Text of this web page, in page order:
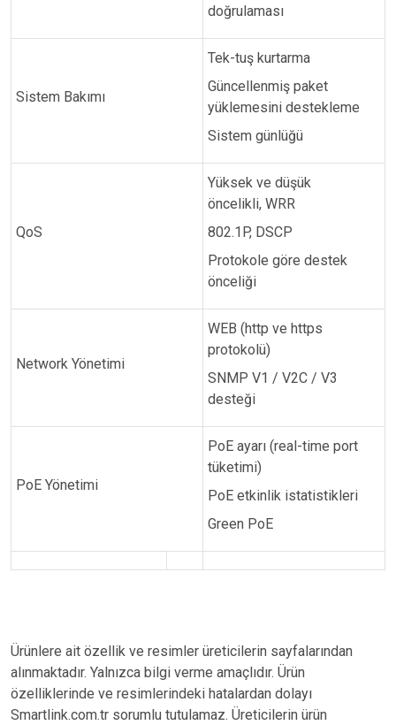
doğrulaması
Sistem Bakımı
Tek-tuş kurtarma
Güncellenmiş paket
yüklemesini destekleme
Sistem günlüğü
QoS
Yüksek ve düşük
öncelikli, WRR
802.1P, DSCP
Protokole göre destek
önceliği
Network Yönetimi
WEB (http ve https
protokolü)
SNMP V1 / V2C / V3
desteği
PoE Yönetimi
PoE ayarı (real-time port
tüketimi)
PoE etkinlik istatistikleri
Green PoE
Ürünlere ait özellik ve resimler üreticilerin sayfalarından
alınmaktadır. Yalnızca bilgi verme amaçlıdır. Ürün
özelliklerinde ve resimlerindeki hatalardan dolayı
Smartlink.com.tr sorumlu tutulamaz. Üreticilerin ürün